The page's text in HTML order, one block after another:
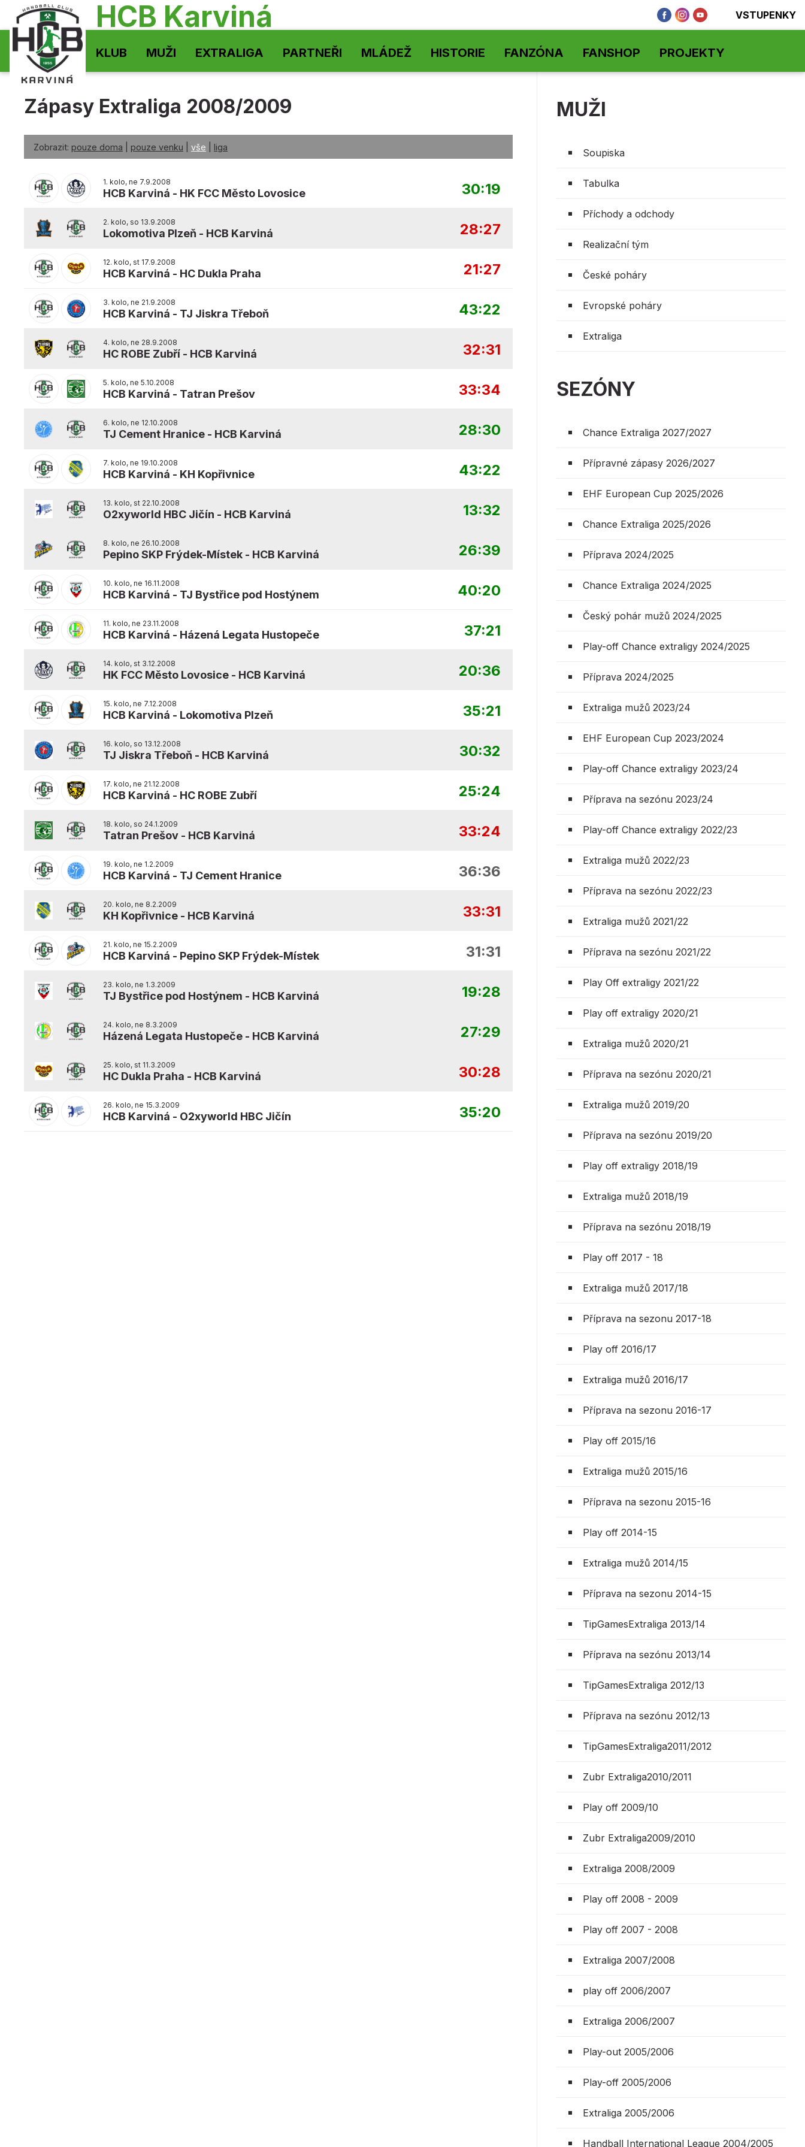
HCB Karviná VSTUPENKY
KLUB MUŽI EXTRALIGA PARTNEŘI MLÁDEŽ HISTORIE FANZÓNA FANSHOP PROJEKTY
Zápasy Extraliga 2008/2009
Zobrazit: pouze doma pouze venku vše liga
1. kolo, ne 7.9.2008
HCB Karviná - HK FCC Město Lovosice 30:19
2. kolo, so 13.9.2008
Lokomotiva Plzeň - HCB Karviná 28:27
12. kolo, st 17.9.2008
HCB Karviná - HC Dukla Praha 21:27
3. kolo, ne 21.9.2008
HCB Karviná - TJ Jiskra Třeboň 43:22
4. kolo, ne 28.9.2008
HC ROBE Zubří - HCB Karviná 32:31
5. kolo, ne 5.10.2008
HCB Karviná - Tatran Prešov 33:34
6. kolo, ne 12.10.2008
TJ Cement Hranice - HCB Karviná 28:30
7. kolo, ne 19.10.2008
HCB Karviná - KH Kopřivnice 43:22
13. kolo, st 22.10.2008
O2xyworld HBC Jičín - HCB Karviná 13:32
8. kolo, ne 26.10.2008
Pepino SKP Frýdek-Místek - HCB Karviná 26:39
10. kolo, ne 16.11.2008
HCB Karviná - TJ Bystřice pod Hostýnem 40:20
11. kolo, ne 23.11.2008
HCB Karviná - Házená Legata Hustopeče 37:21
14. kolo, st 3.12.2008
HK FCC Město Lovosice - HCB Karviná 20:36
15. kolo, ne 7.12.2008
HCB Karviná - Lokomotiva Plzeň 35:21
16. kolo, so 13.12.2008
TJ Jiskra Třeboň - HCB Karviná 30:32
17. kolo, ne 21.12.2008
HCB Karviná - HC ROBE Zubří 25:24
18. kolo, so 24.1.2009
Tatran Prešov - HCB Karviná 33:24
19. kolo, ne 1.2.2009
HCB Karviná - TJ Cement Hranice 36:36
20. kolo, ne 8.2.2009
KH Kopřivnice - HCB Karviná 33:31
21. kolo, ne 15.2.2009
HCB Karviná - Pepino SKP Frýdek-Místek 31:31
23. kolo, ne 1.3.2009
TJ Bystřice pod Hostýnem - HCB Karviná 19:28
24. kolo, ne 8.3.2009
Házená Legata Hustopeče - HCB Karviná 27:29
25. kolo, st 11.3.2009
HC Dukla Praha - HCB Karviná 30:28
26. kolo, ne 15.3.2009
HCB Karviná - O2xyworld HBC Jičín 35:20
MUŽI
Soupiska
Tabulka
Příchody a odchody
Realizační tým
České poháry
Evropské poháry
Extraliga
SEZÓNY
Chance Extraliga 2027/2027
Přípravné zápasy 2026/2027
EHF European Cup 2025/2026
Chance Extraliga 2025/2026
Příprava 2024/2025
Chance Extraliga 2024/2025
Český pohár mužů 2024/2025
Play-off Chance extraligy 2024/2025
Příprava 2024/2025
Extraliga mužů 2023/24
EHF European Cup 2023/2024
Play-off Chance extraligy 2023/24
Příprava na sezónu 2023/24
Play-off Chance extraligy 2022/23
Extraliga mužů 2022/23
Příprava na sezónu 2022/23
Extraliga mužů 2021/22
Příprava na sezónu 2021/22
Play Off extraligy 2021/22
Play off extraligy 2020/21
Extraliga mužů 2020/21
Příprava na sezónu 2020/21
Extraliga mužů 2019/20
Příprava na sezónu 2019/20
Play off extraligy 2018/19
Extraliga mužů 2018/19
Příprava na sezónu 2018/19
Play off 2017 - 18
Extraliga mužů 2017/18
Příprava na sezonu 2017-18
Play off 2016/17
Extraliga mužů 2016/17
Příprava na sezonu 2016-17
Play off 2015/16
Extraliga mužů 2015/16
Příprava na sezonu 2015-16
Play off 2014-15
Extraliga mužů 2014/15
Příprava na sezonu 2014-15
TipGamesExtraliga 2013/14
Příprava na sezónu 2013/14
TipGamesExtraliga 2012/13
Příprava na sezónu 2012/13
TipGamesExtraliga2011/2012
Zubr Extraliga2010/2011
Play off 2009/10
Zubr Extraliga2009/2010
Extraliga 2008/2009
Play off 2008 - 2009
Play off 2007 - 2008
Extraliga 2007/2008
play off 2006/2007
Extraliga 2006/2007
Play-out 2005/2006
Play-off 2005/2006
Extraliga 2005/2006
Handball International League 2004/2005